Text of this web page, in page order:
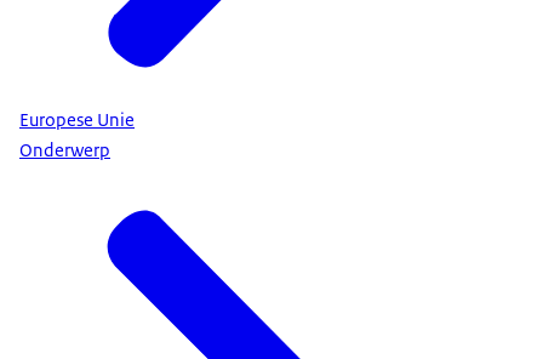
Europese Unie
Onderwerp